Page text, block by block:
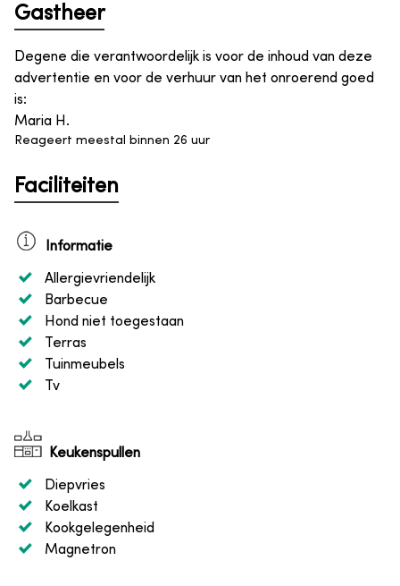
Gastheer
Degene die verantwoordelijk is voor de inhoud van deze
advertentie en voor de verhuur van het onroerend goed
is:
Maria H.
Reageert meestal binnen 26 uur
Faciliteiten
Informatie
Allergievriendelijk
Barbecue
Hond niet toegestaan
Terras
Tuinmeubels
Tv
Keukenspullen
Diepvries
Koelkast
Kookgelegenheid
Magnetron